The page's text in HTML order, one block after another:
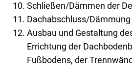
Schließen/Dämmen der
Dachabschluss/Dämmung
Ausbau und Gestaltung
Errichtung der
Fußbodens, der